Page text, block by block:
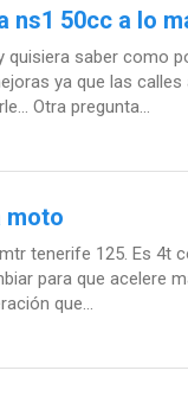
ns1 50cc a lo
quisiera saber como
ya que las
Otra pregunta...
moto
tenerife 125. Es 4t
para que acelere
que...